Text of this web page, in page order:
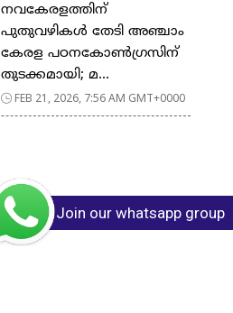
നവകേരളത്തിന്
പുതുവഴികൾ തേടി അഞ്ചാം
കേരള പഠനകോൺഗ്രസിന്
തുടക്കമായി; മ...
FEB 21, 2026, 7:56 AM GMT+0000
Join our whatsapp group